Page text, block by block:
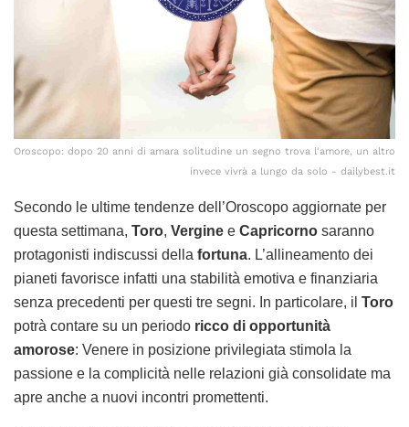
Oroscopo: dopo 20 anni di amara solitudine un segno trova l'amore, un altro
invece vivrà a lungo da solo - dailybest.it
Secondo le ultime tendenze dell’Oroscopo aggiornate per
questa settimana, Toro, Vergine e Capricorno saranno
protagonisti indiscussi della fortuna. L’allineamento dei
pianeti favorisce infatti una stabilità emotiva e finanziaria
senza precedenti per questi tre segni. In particolare, il Toro
potrà contare su un periodo ricco di opportunità
amorose: Venere in posizione privilegiata stimola la
passione e la complicità nelle relazioni già consolidate ma
apre anche a nuovi incontri promettenti.